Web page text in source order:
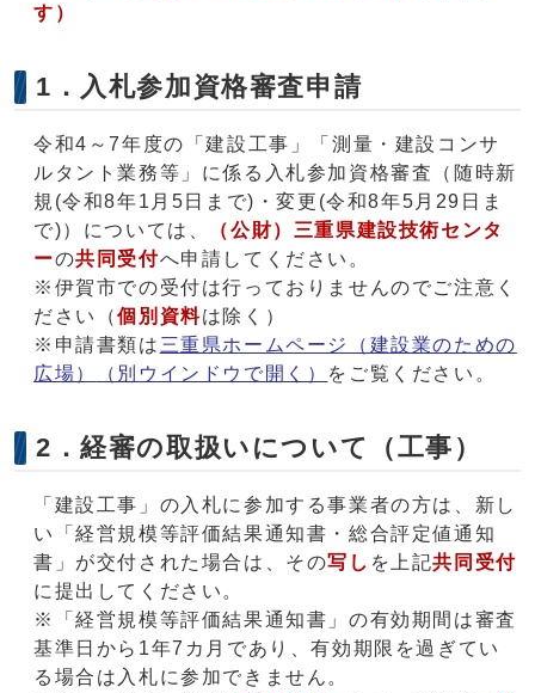
す）
1．入札参加資格審査申請
令和4～7年度の「建設工事」「測量・建設コンサ
ルタント業務等」に係る入札参加資格審査（随時新
規(令和8年1月5日まで)・変更(令和8年5月29日ま
で)）については、
（公財）三重県建設技術センタ
ーの共同受付へ申請してください。
※伊賀市での受付は行っておりませんのでご注意く
ださい（個別資料は除く）
※申請書類は 三重県ホームページ（建設業のための
広場）
（別ウインドウで開く） をご覧ください。
2．経審の取扱いについて（工事）
「建設工事」の入札に参加する事業者の方は、新し
い「経営規模等評価結果通知書・総合評定値通知
書」が交付された場合は、その写し を上記共同受付
に提出してください。
※「経営規模等評価結果通知書」の有効期間は審査
基準日から1年7カ月であり、有効期限を過ぎてい
る場合は入札に参加できません。